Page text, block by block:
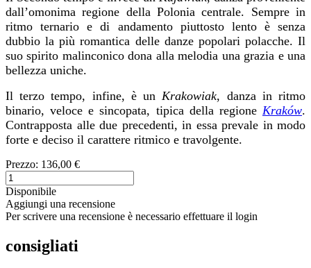
dall’omonima regione della Polonia centrale. Sempre in
ritmo ternario e di andamento piuttosto lento è senza
dubbio la più romantica delle danze popolari polacche. Il
suo spirito malinconico dona alla melodia una grazia e una
bellezza uniche.
Il terzo tempo, infine, è un Krakowiak, danza in ritmo
binario, veloce e sincopata, tipica della regione Kraków.
Contrapposta alle due precedenti, in essa prevale in modo
forte e deciso il carattere ritmico e travolgente.
Prezzo: 136,00 €
Disponibile
Aggiungi una recensione
Per scrivere una recensione è necessario effettuare il login
consigliati